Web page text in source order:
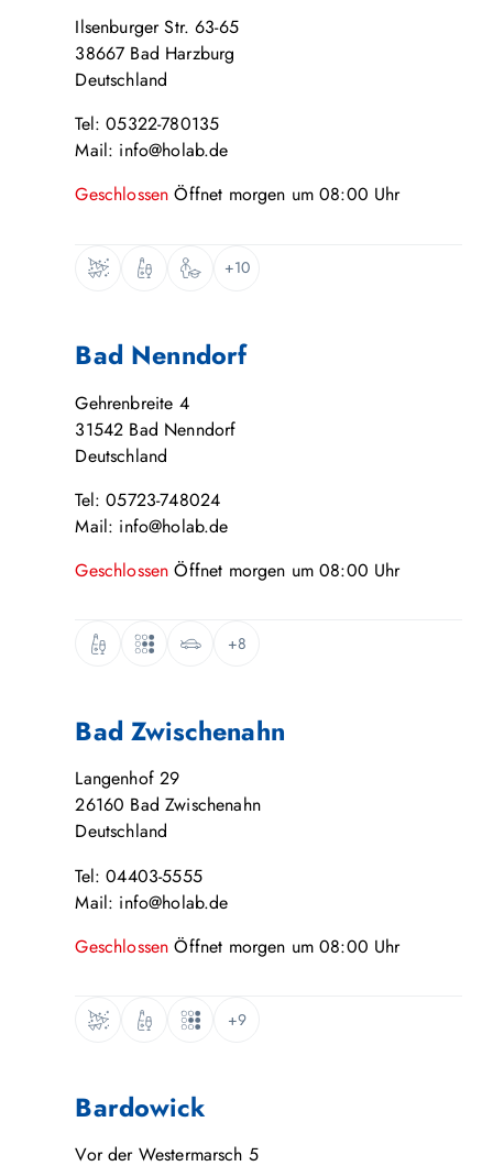
Ilsenburger Str. 63-65
38667 Bad Harzburg
Deutschland
Tel: 05322-780135
Mail: info@holab.de
GeschlossenÖffnet morgen um08:00 Uhr
+10
Bad Nenndorf
Gehrenbreite 4
31542 Bad Nenndorf
Deutschland
Tel: 05723-748024
Mail: info@holab.de
GeschlossenÖffnet morgen um08:00 Uhr
+8
Bad Zwischenahn
Langenhof 29
26160 Bad Zwischenahn
Deutschland
Tel: 04403-5555
Mail: info@holab.de
GeschlossenÖffnet morgen um08:00 Uhr
+9
Bardowick
Vor der Westermarsch 5